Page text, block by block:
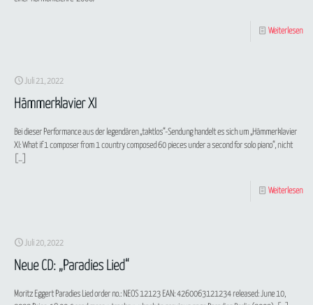
Weiterlesen
Juli 21, 2022
Hämmerklavier XI
Bei dieser Performance aus der legendären „taktlos“-Sendung handelt es sich um „Hämmerklavier
XI: What if 1 composer from 1 country composed 60 pieces under a second for solo piano“, nicht
[…]
Weiterlesen
Juli 20, 2022
Neue CD: „Paradies Lied“
Moritz Eggert Paradies Lied order no.: NEOS 12123 EAN: 4260063121234 released: June 10,